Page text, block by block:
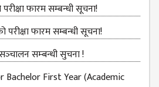
फारम सम्बन्‍धी सूचना!
परीक्षा फारम सम्बन्‍धी सूचना!
सम्‍बन्‍धी सुचना !
First Year (Academic